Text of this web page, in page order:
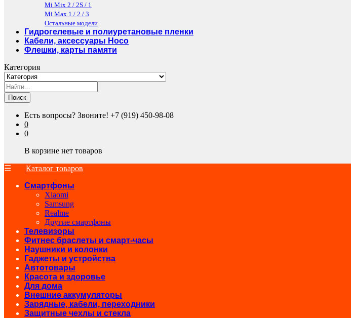
Mi Mix 2 / 2S / 1
Mi Max 1 / 2 / 3
Остальные модели
Гидрогелевые и полиуретановые пленки
Кабели, аксессуары Hoco
Флешки, карты памяти
Категория
Поиск
Есть вопросы? Звоните! +7 (919) 450-98-08
0
0
В корзине нет товаров
Каталог товаров
Смартфоны
Xiaomi
Samsung
Realme
Другие смартфоны
Телевизоры
Фитнес браслеты и смарт-часы
Наушники и колонки
Гаджеты и устройства
Автотовары
Красота и здоровье
Для дома
Внешние аккумуляторы
Зарядные, кабели, переходники
Защитные чехлы и стекла